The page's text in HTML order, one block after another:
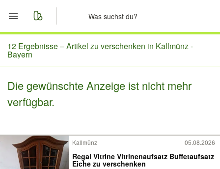
Start
Merkliste
Nachrichten
12 Ergebnisse –Artikel zu verschenken in Kallmünz -
Bayern
Die gewünschte Anzeige ist nicht mehr
verfügbar.
Kallmünz 05.08.2026
Regal Vitrine Vitrinenaufsatz Buffetaufsatz
Eiche zu verschenken